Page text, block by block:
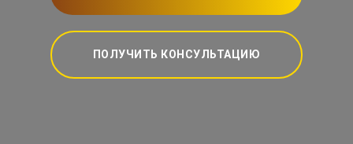
ПОЛУЧИТЬ КОНСУЛЬТАЦИЮ